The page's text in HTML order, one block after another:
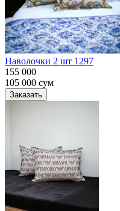
Наволочки 2 шт 1297
155 000
105 000 сум
Заказать